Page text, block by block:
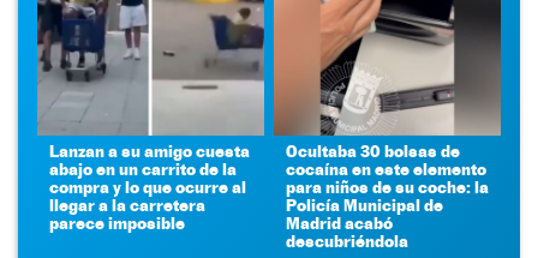
Lanzan a su amigo cuesta
abajo en un carrito de la
compra y lo que ocurre al
llegar a la carretera
parece imposible
Ocultaba 30 bolsas de
cocaína en este elemento
para niños de su coche: la
Policía Municipal de
Madrid acabó
descubriéndola